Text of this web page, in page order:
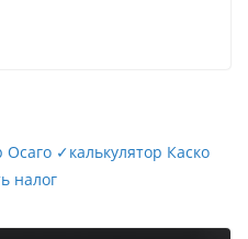
Осаго ✓калькулятор Каско
налог